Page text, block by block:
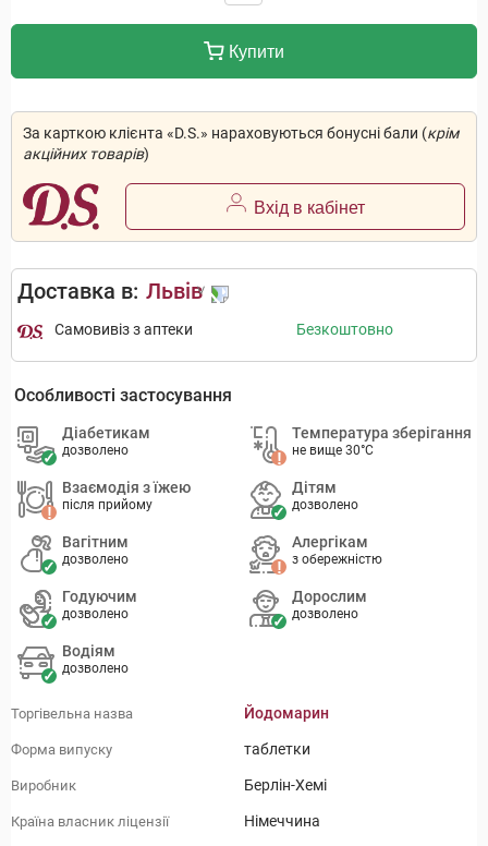
Купити
За карткою клієнта «D.S.» нараховуються бонусні бали (крім
акційних товарів)
Вхід в кабінет
Доставка в: Львів
Самовивіз з аптеки Безкоштовно
Особливості застосування
Діабетикам
дозволено
Температура зберігання
не вище 30°C
Взаємодія з їжею
після прийому
Дітям
дозволено
Вагітним
дозволено
Алергікам
з обережністю
Годуючим
дозволено
Дорослим
дозволено
Водіям
дозволено
Торгівельна назва Йодомарин
Форма випуску таблетки
Виробник Берлін-Хемі
Країна власник ліцензії Німеччина